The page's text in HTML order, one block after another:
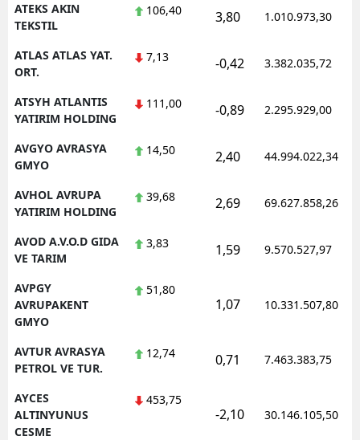
ATEKS AKIN
TEKSTIL
106,40 3,80 1.010.973,30
ATLAS ATLAS YAT.
ORT.
7,13 -0,42 3.382.035,72
ATSYH ATLANTIS
YATIRIM HOLDING
111,00 -0,89 2.295.929,00
AVGYO AVRASYA
GMYO
14,50 2,40 44.994.022,34
AVHOL AVRUPA
YATIRIM HOLDING
39,68 2,69 69.627.858,26
AVOD A.V.O.D GIDA
VE TARIM
3,83 1,59 9.570.527,97
AVPGY
AVRUPAKENT
GMYO
51,80
1,07 10.331.507,80
AVTUR AVRASYA
PETROL VE TUR.
12,74 0,71 7.463.383,75
AYCES
ALTINYUNUS
CESME
453,75
-2,10 30.146.105,50